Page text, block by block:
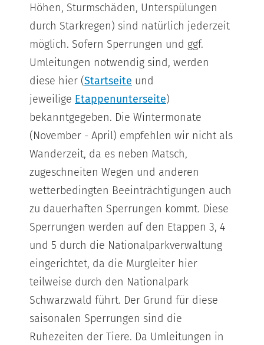
Höhen, Sturmschäden, Unterspülungen
durch Starkregen) sind natürlich jederzeit
möglich. Sofern Sperrungen und ggf.
Umleitungen notwendig sind, werden
diese hier (Startseite und
jeweilige Etappenunterseite)
bekanntgegeben. Die Wintermonate
(November - April) empfehlen wir nicht als
Wanderzeit, da es neben Matsch,
zugeschneiten Wegen und anderen
wetterbedingten Beeinträchtigungen auch
zu dauerhaften Sperrungen kommt. Diese
Sperrungen werden auf den Etappen 3, 4
und 5 durch die Nationalparkverwaltung
eingerichtet, da die Murgleiter hier
teilweise durch den Nationalpark
Schwarzwald führt. Der Grund für diese
saisonalen Sperrungen sind die
Ruhezeiten der Tiere. Da Umleitungen in